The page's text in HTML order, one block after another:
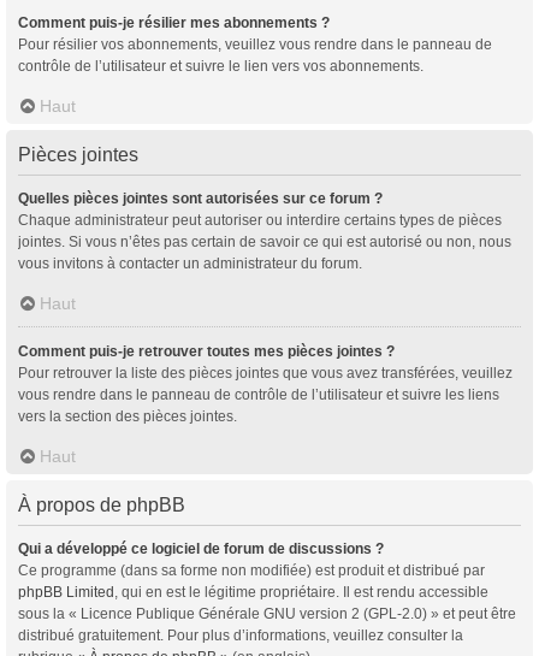
Comment puis-je résilier mes abonnements ?
Pour résilier vos abonnements, veuillez vous rendre dans le panneau de
contrôle de l’utilisateur et suivre le lien vers vos abonnements.
Haut
Pièces jointes
Quelles pièces jointes sont autorisées sur ce forum ?
Chaque administrateur peut autoriser ou interdire certains types de pièces
jointes. Si vous n’êtes pas certain de savoir ce qui est autorisé ou non, nous
vous invitons à contacter un administrateur du forum.
Haut
Comment puis-je retrouver toutes mes pièces jointes ?
Pour retrouver la liste des pièces jointes que vous avez transférées, veuillez
vous rendre dans le panneau de contrôle de l’utilisateur et suivre les liens
vers la section des pièces jointes.
Haut
À propos de phpBB
Qui a développé ce logiciel de forum de discussions ?
Ce programme (dans sa forme non modifiée) est produit et distribué par
phpBB Limited, qui en est le légitime propriétaire. Il est rendu accessible
sous la « Licence Publique Générale GNU version 2 (GPL-2.0) » et peut être
distribué gratuitement. Pour plus d’informations, veuillez consulter la